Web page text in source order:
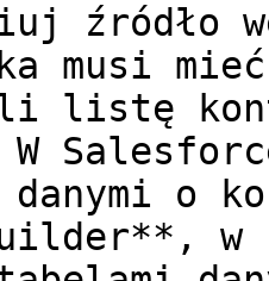
źródło
musi
listę
danymi o
w